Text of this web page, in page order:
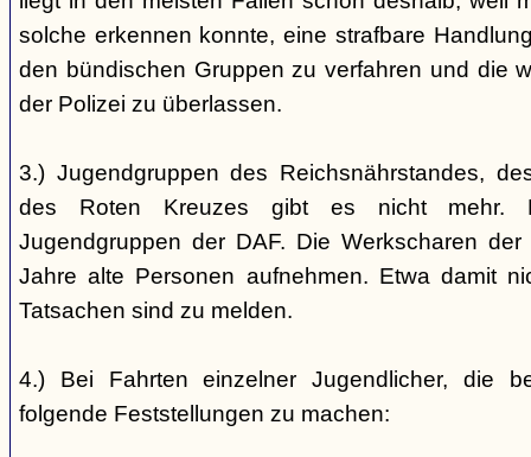
solche erkennen konnte, eine strafbare
den bündischen Gruppen zu verfahren und die
der Polizei zu überlassen.
3.) Jugendgruppen des Reichsnährstandes,
des Roten Kreuzes gibt es nicht mehr.
Jugendgruppen der DAF. Die Werkscharen
Jahre alte Personen aufnehmen. Etwa damit
Tatsachen sind zu melden.
4.) Bei Fahrten einzelner Jugendlicher, die
folgende Feststellungen zu machen: